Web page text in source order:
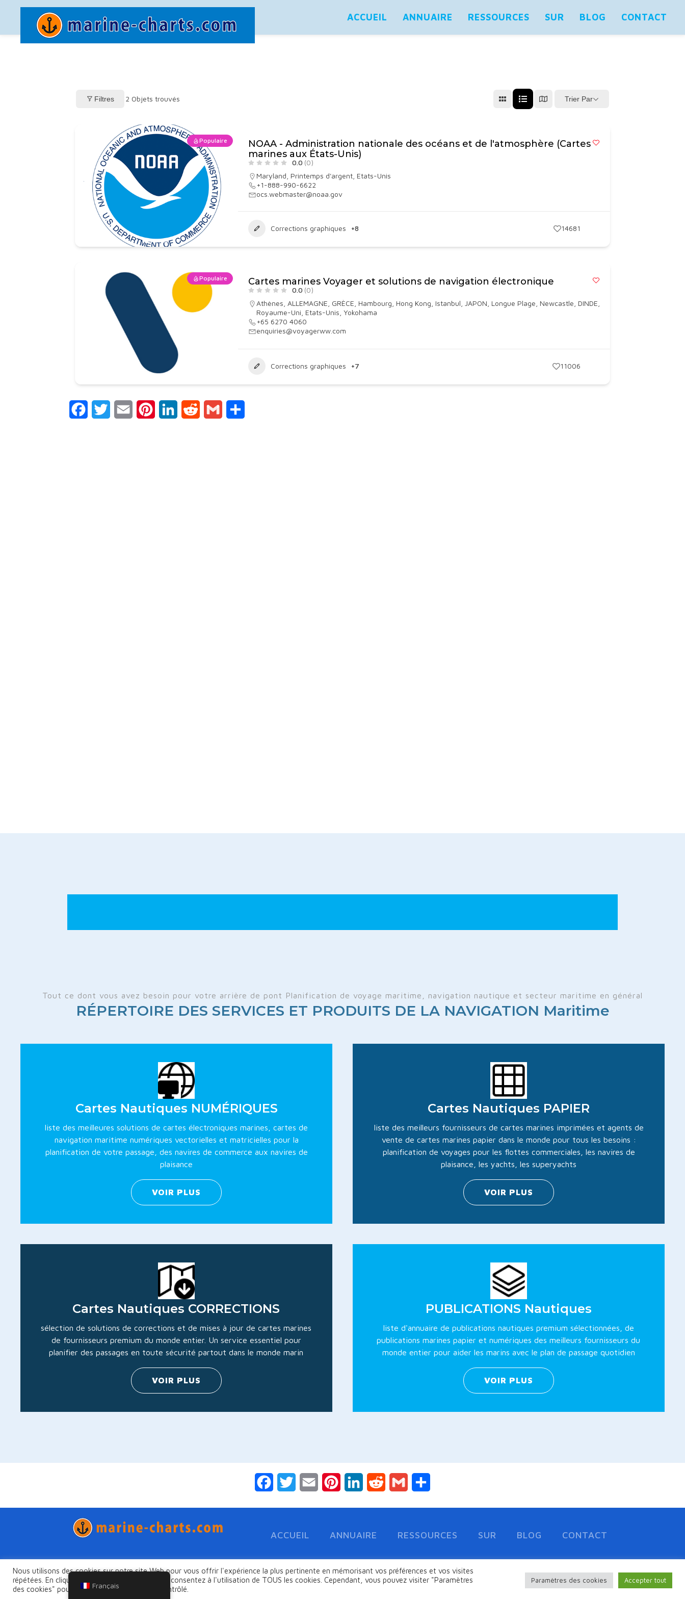
ACCUEIL ANNUAIRE RESSOURCES SUR BLOG CONTACT
Filtres 2 Objets trouvés Trier Par
Populaire
NOAA - Administration nationale des océans et de l'atmosphère (Cartes
marines aux États-Unis)
0.0 (0)
Maryland Printemps d'argent Etats-Unis
+1-888-990-6622
ocs.webmaster@noaa.gov
Corrections graphiques +8 14681
Populaire Cartes marines Voyager et solutions de navigation électronique
0.0 (0)
Athènes ALLEMAGNE GRÈCE Hambourg Hong Kong Istanbul JAPON Longue Plage Newcastle DINDE
Royaume-Uni Etats-Unis Yokohama
+65 6270 4060
enquiries@voyagerww.com
Corrections graphiques +7 11006
FacebookTwitter Email PinterestLinkedIn Reddit Gmail
Tout ce dont vous avez besoin pour votre arrière de pont Planification de voyage maritime, navigation nautique et secteur maritime en général
RÉPERTOIRE DES SERVICES ET PRODUITS DE LA NAVIGATION Maritime
Cartes Nautiques NUMÉRIQUES
liste des meilleures solutions de cartes électroniques marines, cartes de
navigation maritime numériques vectorielles et matricielles pour la
planification de votre passage, des navires de commerce aux navires de
plaisance
VOIR PLUS
Cartes Nautiques PAPIER
liste des meilleurs fournisseurs de cartes marines imprimées et agents de
vente de cartes marines papier dans le monde pour tous les besoins :
planification de voyages pour les flottes commerciales, les navires de
plaisance, les yachts, les superyachts
VOIR PLUS
Cartes Nautiques CORRECTIONS
sélection de solutions de corrections et de mises à jour de cartes marines
de fournisseurs premium du monde entier. Un service essentiel pour
planifier des passages en toute sécurité partout dans le monde marin
VOIR PLUS
PUBLICATIONS Nautiques
liste d'annuaire de publications nautiques premium sélectionnées, de
publications marines papier et numériques des meilleurs fournisseurs du
monde entier pour aider les marins avec le plan de passage quotidien
VOIR PLUS
FacebookTwitter Email PinterestLinkedIn Reddit Gmail
ACCUEIL ANNUAIRE RESSOURCES SUR BLOG CONTACT
Politique de confidentialité
termes et conditions
Trouvez tous les meilleurs fournisseurs de produits et services de navigation maritime pour une
Conçu par Marketing365.com
Copyright © Marine-Charts.com
Nous utilisons des cookies sur notre site Web pour vous offrir l'expérience la plus pertinente en mémorisant vos préférences et vos visites
répétées. En cliquant sur "Accepter tout", vous consentez à l'utilisation de TOUS les cookies. Cependant, vous pouvez visiter "Paramètres
des cookies" pour fournir un consentement contrôlé.
Paramètres des cookies Accepter tout
Français